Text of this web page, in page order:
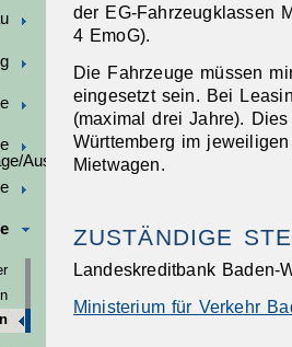
Ausschreibungen
der EG-Fahrzeugklassen
4 EmoG).
Die Fahrzeuge müssen
eingesetzt sein. Bei
(maximal drei Jahre).
Württemberg im
Mietwagen.
ZUSTÄNDIGE
Landeskreditbank Baden-
Ministerium für Verkehr